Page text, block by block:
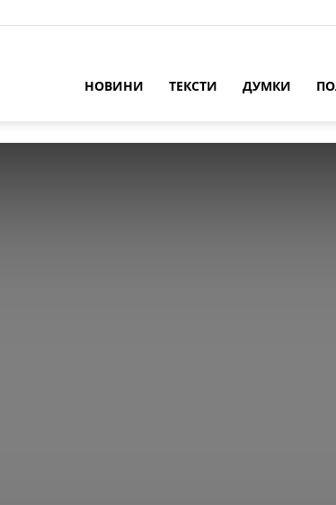
НОВИНИ ТЕКСТИ ДУМКИ